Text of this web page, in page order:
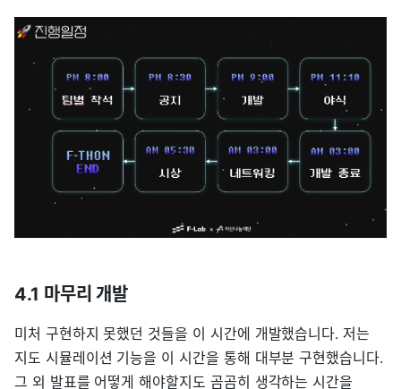
4.1 마무리 개발
미처 구현하지 못했던 것들을 이 시간에 개발했습니다. 저는
지도 시뮬레이션 기능을 이 시간을 통해 대부분 구현했습니다.
그 외 발표를 어떻게 해야할지도 곰곰히 생각하는 시간을